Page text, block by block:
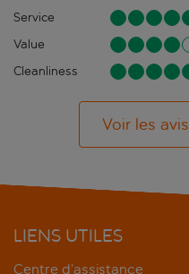
Service
Value
Cleanliness
Voir les
LIENS UTILES
Centre d’assistance